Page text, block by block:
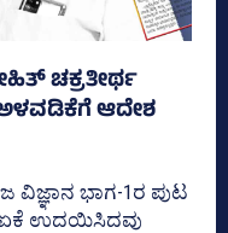
ಚಕ್ರತೀರ್ಥ
ಆದೇಶ
ಭಾಗ-1ರ ಪುಟ
ಏಕೆ ಉದಯಿಸಿದವು